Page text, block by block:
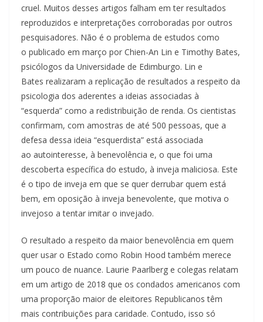
cruel. Muitos desses artigos falham em ter resultados
reproduzidos e interpretações corroboradas por outros
pesquisadores. Não é o problema de estudos como
o publicado em março por Chien-An Lin e Timothy Bates,
psicólogos da Universidade de Edimburgo. Lin e
Bates realizaram a replicação de resultados a respeito da
psicologia dos aderentes a ideias associadas à
“esquerda” como a redistribuição de renda. Os cientistas
confirmam, com amostras de até 500 pessoas, que a
defesa dessa ideia “esquerdista” está associada
ao autointeresse, à benevolência e, o que foi uma
descoberta específica do estudo, à inveja maliciosa. Este
é o tipo de inveja em que se quer derrubar quem está
bem, em oposição à inveja benevolente, que motiva o
invejoso a tentar imitar o invejado.
O resultado a respeito da maior benevolência em quem
quer usar o Estado como Robin Hood também merece
um pouco de nuance. Laurie Paarlberg e colegas relatam
em um artigo de 2018 que os condados americanos com
uma proporção maior de eleitores Republicanos têm
mais contribuições para caridade. Contudo, isso só